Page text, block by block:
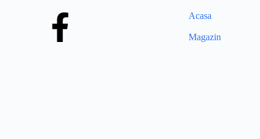
Acasa
Magazin